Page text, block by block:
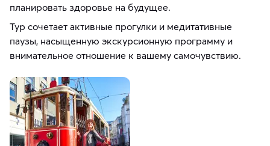
планировать здоровье на будущее.
Тур сочетает активные прогулки и медитативные
паузы, насыщенную экскурсионную программу и
внимательное отношение к вашему самочувствию.